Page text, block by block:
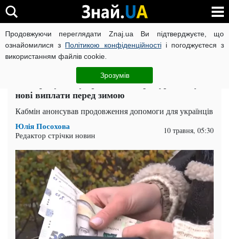
Продовжуючи переглядати Znaj.ua Ви підтверджуєте, що
ознайомилися з Політикою конфіденційностіі погоджуєтеся з
використанням файлів cookie.
Зрозумів
ВІЙНА РОСІЇ ПРОТИ УКРАЇНИ КОРОНАВІРУС В УКРАЇНІ
ЧИТАТЬ НА РУССКОМ
На картку знову прийде 6500 грн: уряд готує
нові виплати перед зимою
Кабмін анонсував продовження допомоги для українців
Юлія Посохова
Редактор стрічки новин 10 травня, 05:30